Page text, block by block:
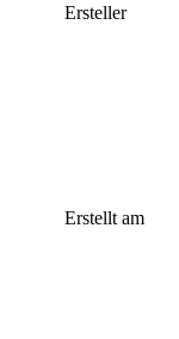
Ersteller
Erstellt am